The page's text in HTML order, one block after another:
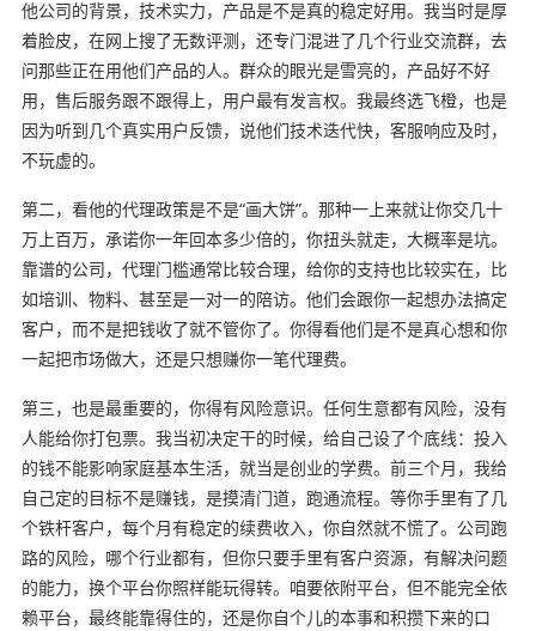
他公司的背景，技术实力，产品是不是真的稳定好用。我当时是厚
着脸皮，在网上搜了无数评测，还专门混进了几个行业交流群，去
问那些正在用他们产品的人。群众的眼光是雪亮的，产品好不好
用，售后服务跟不跟得上，用户最有发言权。我最终选飞橙，也是
因为听到几个真实用户反馈，说他们技术迭代快，客服响应及时，
不玩虚的。
第二，看他的代理政策是不是“画大饼”。那种一上来就让你交几十
万上百万，承诺你一年回本多少倍的，你扭头就走，大概率是坑。
靠谱的公司，代理门槛通常比较合理，给你的支持也比较实在，比
如培训、物料、甚至是一对一的陪访。他们会跟你一起想办法搞定
客户，而不是把钱收了就不管你了。你得看他们是不是真心想和你
一起把市场做大，还是只想赚你一笔代理费。
第三，也是最重要的，你得有风险意识。任何生意都有风险，没有
人能给你打包票。我当初决定干的时候，给自己设了个底线：投入
的钱不能影响家庭基本生活，就当是创业的学费。前三个月，我给
自己定的目标不是赚钱，是摸清门道，跑通流程。等你手里有了几
个铁杆客户，每个月有稳定的续费收入，你自然就不慌了。公司跑
路的风险，哪个行业都有，但你只要手里有客户资源，有解决问题
的能力，换个平台你照样能玩得转。咱要依附平台，但不能完全依
赖平台，最终能靠得住的，还是你自个儿的本事和积攒下来的口